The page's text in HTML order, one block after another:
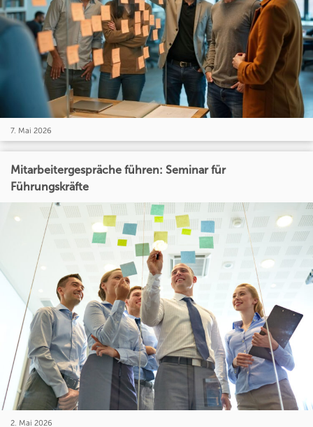
7. Mai 2026
Mitarbeitergespräche führen: Seminar für
Führungskräfte
2. Mai 2026